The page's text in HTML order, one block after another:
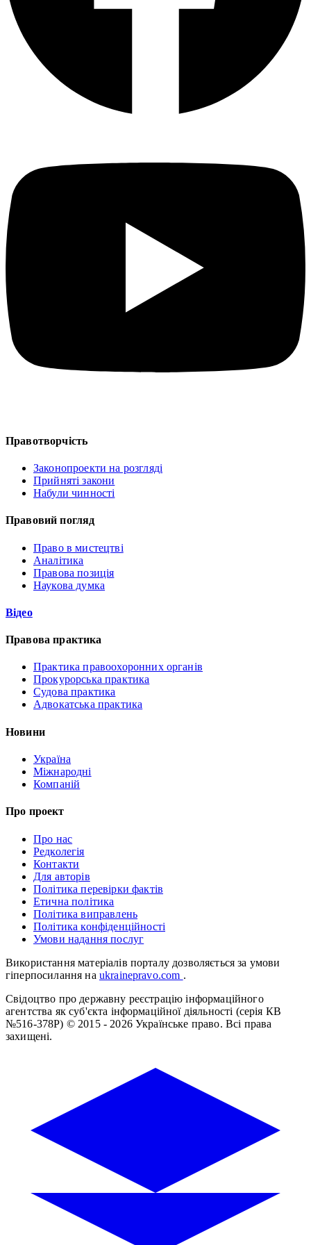
Правотворчість
Законопроекти на розгляді
Прийняті закони
Набули чинності
Правовий погляд
Право в мистецтві
Аналітика
Правова позиція
Наукова думка
Відео
Правова практика
Практика правоохоронних органів
Прокурорська практика
Судова практика
Адвокатська практика
Новини
Україна
Міжнародні
Компаній
Про проект
Про нас
Редколегія
Контакти
Для авторів
Політика перевірки фактів
Етична політика
Політика виправлень
Політика конфіденційності
Умови надання послуг
Використання матеріалів порталу дозволяється за умови
гіперпосилання на ukrainepravo.com .
Свідоцтво про державну реєстрацію інформаційного
агентства як суб'єкта інформаційної діяльності (серія КВ
№516-378Р) © 2015 - 2026 Українське право. Всі права
захищені.